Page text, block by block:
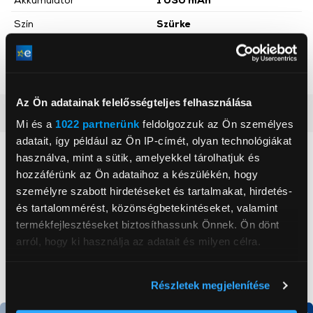
Az Ön adatainak felelősségteljes felhasználása
Mi és a 1022 partnerünk feldolgozzuk az Ön személyes
adatait, így például az Ön IP-címét, olyan technológiákat
használva, mint a sütik, amelyekkel tárolhatjuk és
hozzáférünk az Ön adataihoz a készülékén, hogy
személyre szabott hirdetéseket és tartalmakat, hirdetés-
és tartalommérést, közönségbetekintéseket, valamint
termékfejlesztéseket biztosíthassunk Önnek. Ön dönt
arról, hogy ki használja az adatait és milyen célra.
Részletek megjelenítése
Szín
Szürke
Hálózati kapcsolatok
Neked ajánljuk